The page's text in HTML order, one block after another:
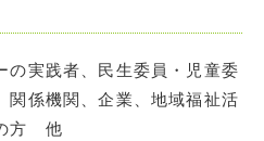
実践者、民生委員・児童委
関係機関、企業、地域福祉活
方 他